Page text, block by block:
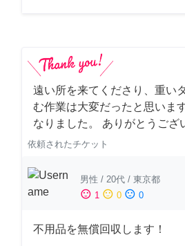
遠い所を来てくださり、重い
む作業は大変だったと思いま
なりました。 ありがとうござ
依頼されたチケット
男性 / 20代 / 東京都
sentiment_satisfied 1 sentiment_neutral 0 sentiment_dissatisfied 0
不用品を無償回収します！